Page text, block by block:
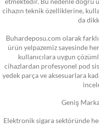
cihazın teknik özelliklerine,
da
Buhardeposu.com olarak
ürün yelpazemiz sayesinde
kullanıcılara uygun
cihazlardan profesyonel pod
yedek parça ve aksesuarlara
Geniş
Elektronik sigara sektöründe